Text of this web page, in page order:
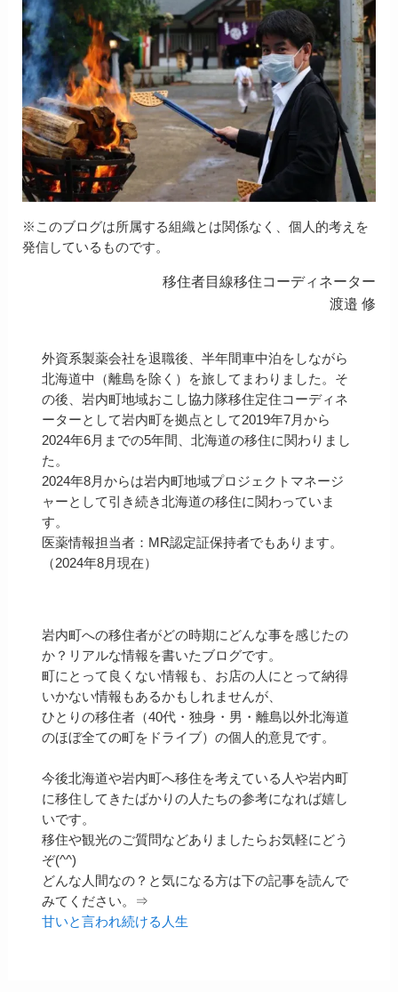
※このブログは所属する組織とは関係なく、個人的考えを
発信しているものです。
移住者目線移住コーディネーター
渡邉 修
外資系製薬会社を退職後、半年間車中泊をしながら
北海道中（離島を除く）を旅してまわりました。そ
の後、岩内町地域おこし協力隊移住定住コーディネ
ーターとして岩内町を拠点として2019年7月から
2024年6月までの5年間、北海道の移住に関わりまし
た。
2024年8月からは岩内町地域プロジェクトマネージ
ャーとして引き続き北海道の移住に関わっていま
す。
医薬情報担当者：MR認定証保持者でもあります。
（2024年8月現在）
岩内町への移住者がどの時期にどんな事を感じたの
か？リアルな情報を書いたブログです。
町にとって良くない情報も、お店の人にとって納得
いかない情報もあるかもしれませんが、
ひとりの移住者（40代・独身・男・離島以外北海道
のほぼ全ての町をドライブ）の個人的意見です。
今後北海道や岩内町へ移住を考えている人や岩内町
に移住してきたばかりの人たちの参考になれば嬉し
いです。
移住や観光のご質問などありましたらお気軽にどう
ぞ(^^)
どんな人間なの？と気になる方は下の記事を読んで
みてください。⇒
甘いと言われ続ける人生